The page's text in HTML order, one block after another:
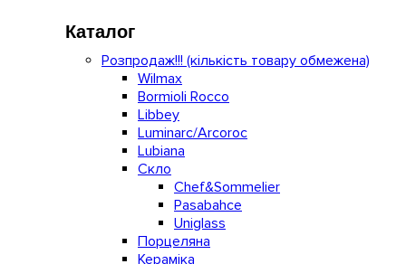
Каталог
Розпродаж!!! (кількість товару обмежена)
Wilmax
Bormioli Rocco
Libbey
Luminarc/Arcoroc
Lubiana
Скло
Chef&Sommelier
Pasabahce
Uniglass
Порцеляна
Кераміка